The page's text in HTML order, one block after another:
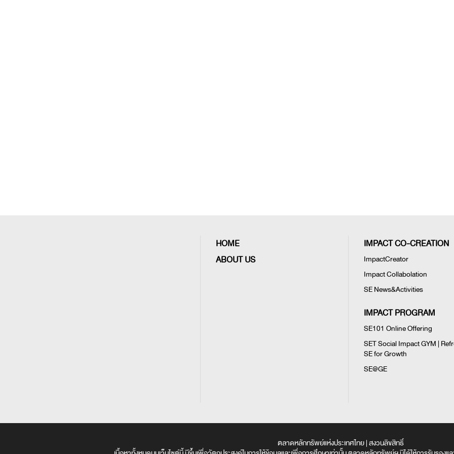
HOME
ABOUT US
IMPACT CO-CREATION
ImpactCreator
Impact Collabolation
SE News&Activities
IMPACT PROGRAM
SE101 Online Offering
SET Social Impact GYM |
SE for Growth
SE@GE
ตลาดหลักทรัพย์แห่งประเทศไทย | สงวนลิขสิทธิ์